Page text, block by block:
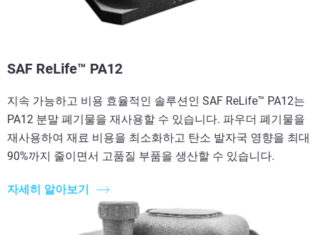
SAF ReLife™ PA12
지속 가능하고 비용 효율적인 솔루션인 SAF ReLife™ PA12는
PA12 분말 폐기물을 재사용할 수 있습니다. 파우더 폐기물을
재사용하여 재료 비용을 최소화하고 탄소 발자국 영향을 최대
90%까지 줄이면서 고품질 부품을 생산할 수 있습니다.
자세히 알아보기